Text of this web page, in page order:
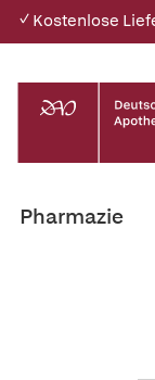
✓ Kostenlose
Pharmazie